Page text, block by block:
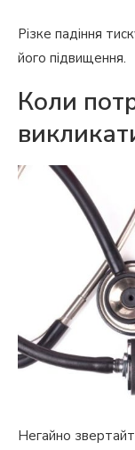
Різке падіння
його підвищення.
Коли
Негайно